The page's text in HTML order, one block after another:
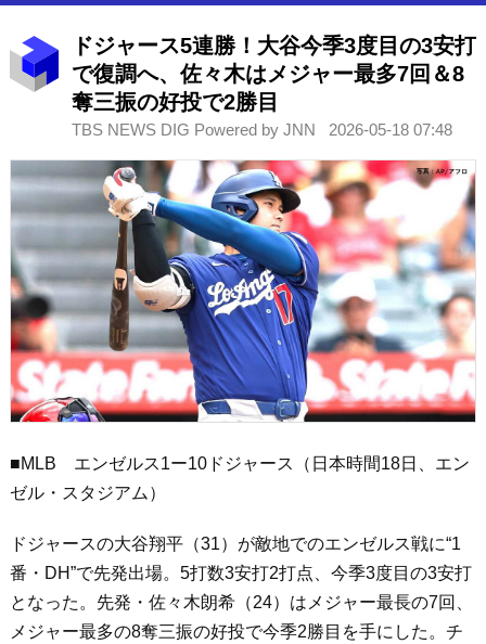
ドジャース5連勝！大谷今季3度目の3安打
で復調へ、佐々木はメジャー最多7回＆8
奪三振の好投で2勝目
TBS NEWS DIG Powered by JNN 2026-05-18 07:48
■MLB エンゼルス1ー10ドジャース（日本時間18日、エン
ゼル・スタジアム）
ドジャースの大谷翔平（31）が敵地でのエンゼルス戦に“1
番・DH”で先発出場。5打数3安打2打点、今季3度目の3安打
となった。先発・佐々木朗希（24）はメジャー最長の7回、
メジャー最多の8奪三振の好投で今季2勝目を手にした。チ